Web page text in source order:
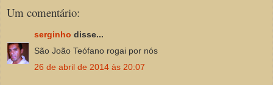
Um comentário:
serginho disse...
São João Teófano rogai por nós
26 de abril de 2014 às 20:07